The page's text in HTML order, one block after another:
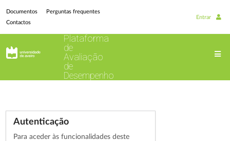
Documentos
Perguntas frequentes
Contactos
Entrar
Plataforma
de
Avaliação
de
Desempenho
Autenticação
Para aceder às funcionalidades deste